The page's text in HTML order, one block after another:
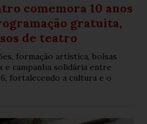
comemora 10 anos
gratuita,
de teatro
formação artística, bolsas
e campanha solidária entre
fortalecendo a cultura e o